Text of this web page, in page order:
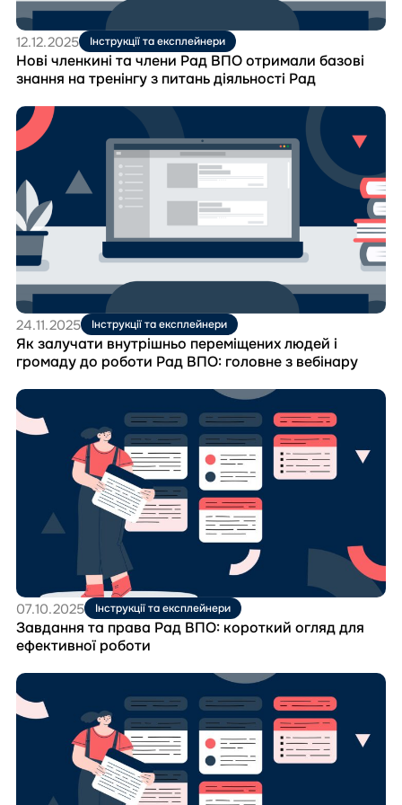
знання
на
тренінгу
з
питань
діяльності
Рад
12.12.2025 Інструкції та експлейнери
Нові членкині та члени Рад ВПО отримали базові
знання на тренінгу з питань діяльності Рад
Перейти
до
матеріала
залучати
внутрішньо
переміщених
людей
громаду
до
роботи
Рад
ВПО:
головне
з
вебінару
24.11.2025 Інструкції та експлейнери
Як залучати внутрішньо переміщених людей і
громаду до роботи Рад ВПО: головне з вебінару
Перейти
до
матеріала
короткий
роботи
07.10.2025 Інструкції та експлейнери
Завдання та права Рад ВПО: короткий огляд для
ефективної роботи
Перейти
до
матеріала
Працевлаштування,
фінансова
підтримка
соцзахист: